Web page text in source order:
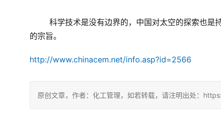
科学技术是没有边界的，中国对太空的探索也是
的宗旨。
http://www.chinacem.net/info.asp?id=2566
原创文章，作者：化工管理，如若转载，请注明出处：